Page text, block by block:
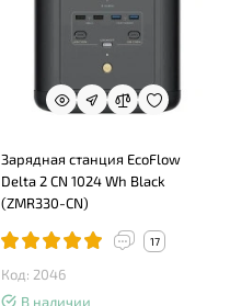
Зарядная станция EcoFlow
Delta 2 CN 1024 Wh Black
(ZMR330-CN)
17
Код: 2046
В наличии